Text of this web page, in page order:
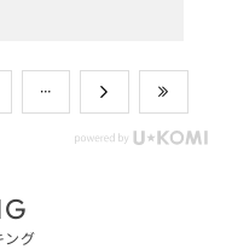
ング